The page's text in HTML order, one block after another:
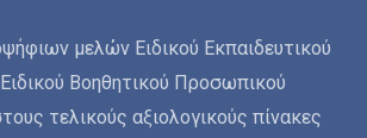
μελών Ειδικού Εκπαιδευτικού
Βοηθητικού Προσωπικού
τελικούς αξιολογικούς πίνακες